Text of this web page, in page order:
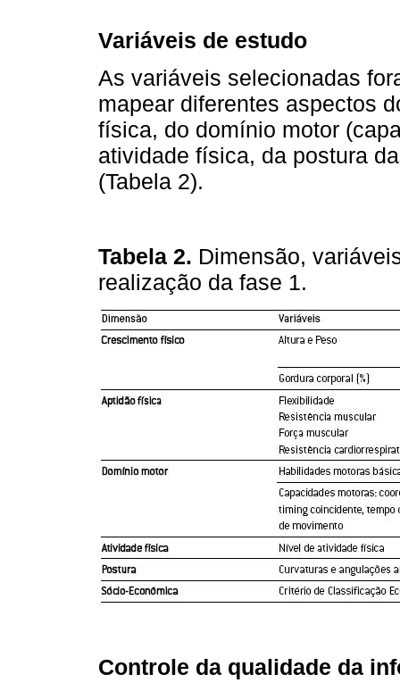
Variáveis de estudo
As variáveis selecionadas
mapear diferentes aspectos
física, do domínio motor
atividade física, da postura
(Tabela 2).
Tabela 2. Dimensão,
realização da fase 1.
Controle da qualidade da